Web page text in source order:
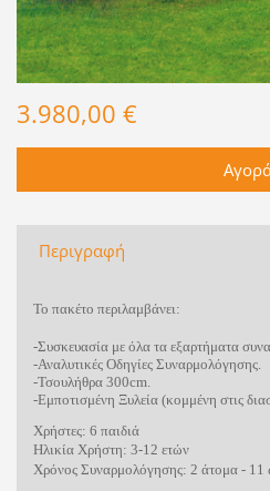
3.980,00 €
Περιγραφή
Το πακέτο περιλαμβάνει:
-Συσκευασία με όλα τα εξαρτήματα
-Αναλυτικές Οδηγίες Συναρμολόγησης.
-Τσουλήθρα 300cm.
-Εμποτισμένη Ξυλεία (κομμένη στις
Χρήστες: 6 παιδιά
Ηλικία Χρήστη: 3-12 ετών
Χρόνος Συναρμολόγησης: 2 άτομα - 11